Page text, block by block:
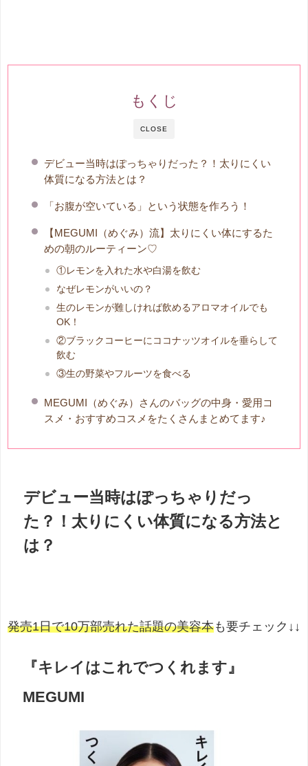
CLOSE
もくじ
デビュー当時はぽっちゃりだった？！太りにくい
体質になる方法とは？
「お腹が空いている」という状態を作ろう！
【MEGUMI（めぐみ）流】太りにくい体にするた
めの朝のルーティーン♡
①レモンを入れた水や白湯を飲む
なぜレモンがいいの？
生のレモンが難しければ飲めるアロマオイルでも
OK！
②ブラックコーヒーにココナッツオイルを垂らして
飲む
③生の野菜やフルーツを食べる
MEGUMI（めぐみ）さんのバッグの中身・愛用コ
スメ・おすすめコスメをたくさんまとめてます♪
デビュー当時はぽっちゃりだっ
た？！太りにくい体質になる方法と
は？
発売1日で10万部売れた話題の美容本も要チェック↓↓
『キレイはこれでつくれます』
MEGUMI